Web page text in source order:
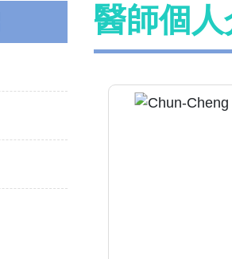
醫師個人